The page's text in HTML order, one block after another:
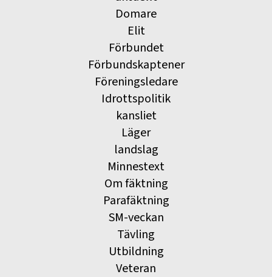
Domare
Elit
Förbundet
Förbundskaptener
Föreningsledare
Idrottspolitik
kansliet
Läger
landslag
Minnestext
Om fäktning
Parafäktning
SM-veckan
Tävling
Utbildning
Veteran